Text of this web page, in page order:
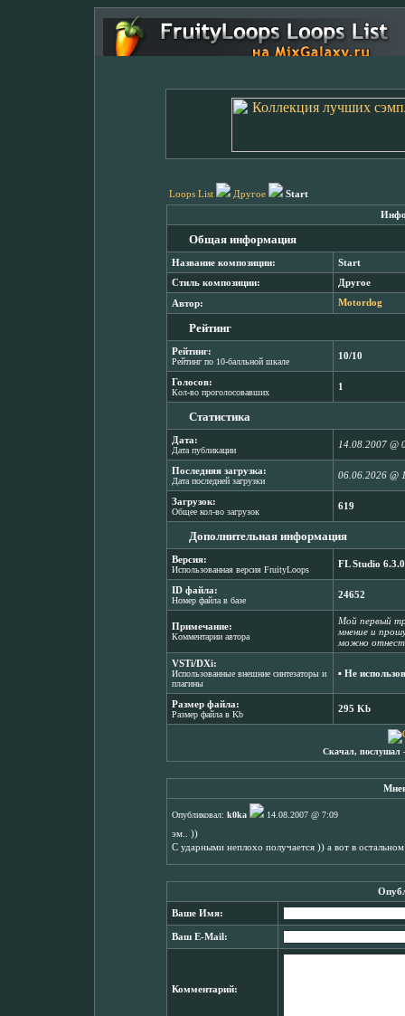
Loops List Другое Start
Общая информация
Название композиции: Start
Стиль композиции: Другое
Автор: Motordog
Рейтинг
Рейтинг:
Рейтинг по 10-балльной шкале
10/10
Голосов:
Кол-во проголосовавших
1
Статистика
Дата:
Дата публикации
14.08.2007 @
Последняя загрузка:
Дата последней загрузки
06.06.2026 @
Загрузок:
Общее кол-во загрузок
619
Дополнительная информация
Версия:
Использованная версия FruityLoops
FL Studio
ID файла:
Номер файла в базе
24652
Примечание:
Комментарии автора
Мой первый
мнение и
можно
VSTi/DXi:
Использованные внешние синтезаторы и
плагины
▪ Не
Размер файла:
Размер файла в Kb
295 Kb
Скачал, послушал
Опубликовал: k0ka
14.08.2007 @ 7:09
эм.. ))
С ударными неплохо получается )) а вот в
Ваше Имя:
Ваш E-Mail:
Комментарий: